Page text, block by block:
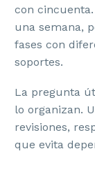
con
una semana,
fases con
soportes.
La pregunta
lo organizan.
revisiones,
que evita